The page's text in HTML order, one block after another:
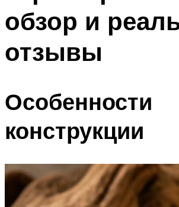
обзор и
отзывы
Особенности
конструкции